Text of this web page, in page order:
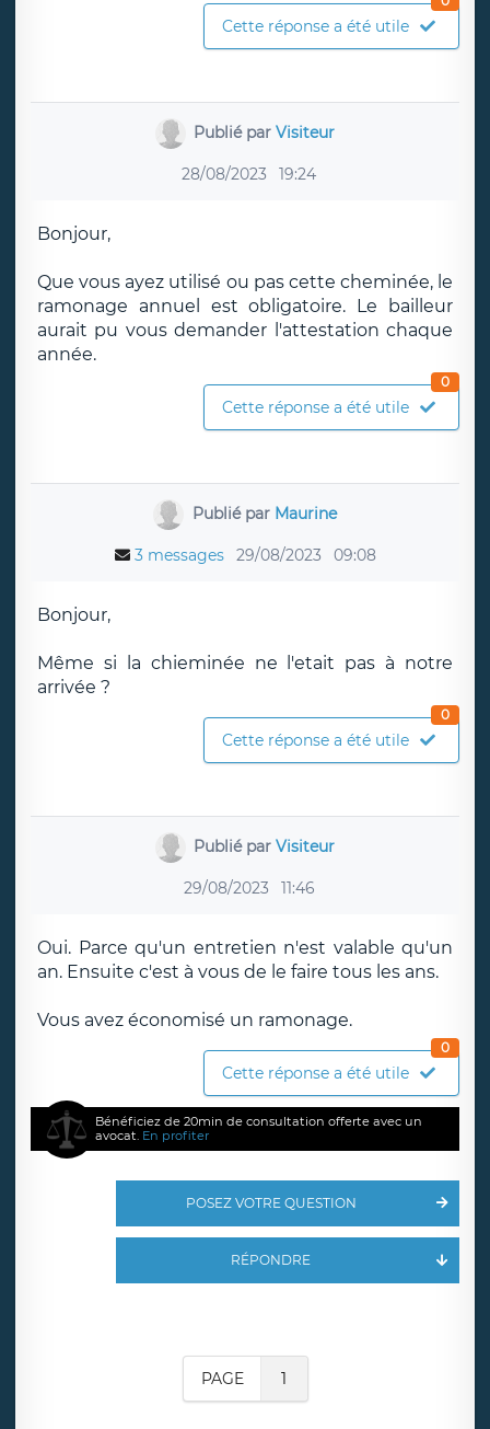
Cette réponse a été utile
Publié parVisiteur
28/08/2023 19:24
Bonjour,
Que vous ayez utilisé ou pas cette cheminée, le
ramonage annuel est obligatoire. Le bailleur
aurait pu vous demander l'attestation chaque
année.
Cette réponse a été utile
0
Publié par Maurine
3 messages 29/08/2023 09:08
Bonjour,
Même si la chieminée ne l'etait pas à notre
arrivée ?
Cette réponse a été utile
0
Publié parVisiteur
29/08/2023 11:46
Oui. Parce qu'un entretien n'est valable qu'un
an. Ensuite c'est à vous de le faire tous les ans.
Vous avez économisé un ramonage.
Cette réponse a été utile
0
Bénéficiez de 20min de consultation offerte avec un
avocat. En profiter
POSEZ VOTRE QUESTION
RÉPONDRE
PAGE 1